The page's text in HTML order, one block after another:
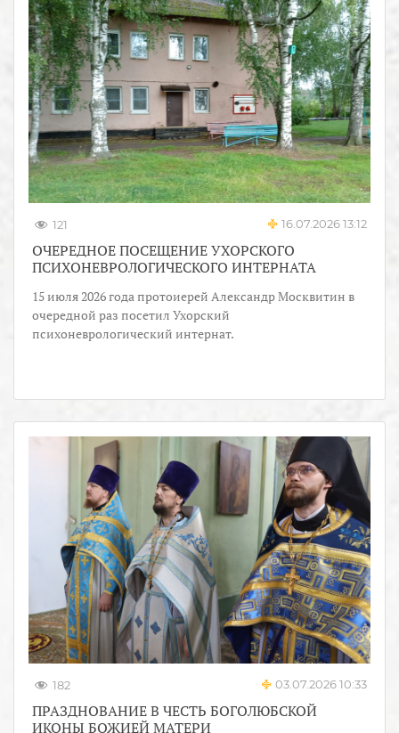
121 16.07.2026 13:12
ОЧЕРЕДНОЕ ПОСЕЩЕНИЕ УХОРСКОГО
ПСИХОНЕВРОЛОГИЧЕСКОГО ИНТЕРНАТА
15 июля 2026 года протоиерей Александр Москвитин в
очередной раз посетил Ухорский
психоневрологический интернат.
182 03.07.2026 10:33
ПРАЗДНОВАНИЕ В ЧЕСТЬ БОГОЛЮБСКОЙ
ИКОНЫ БОЖИЕЙ МАТЕРИ